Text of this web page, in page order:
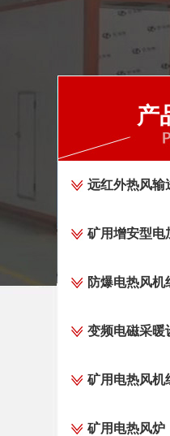
产
远红外热风输
矿用增安型电
防爆电热风机
变频电磁采暖
矿用电热风机
矿用电热风炉